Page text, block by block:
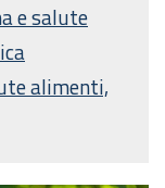
e salute
alimenti,